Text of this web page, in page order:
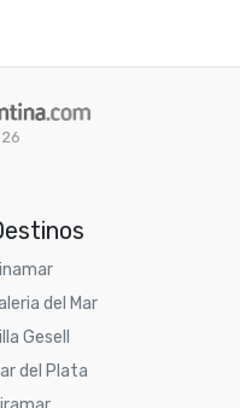
del Mar
Gesell
del Plata